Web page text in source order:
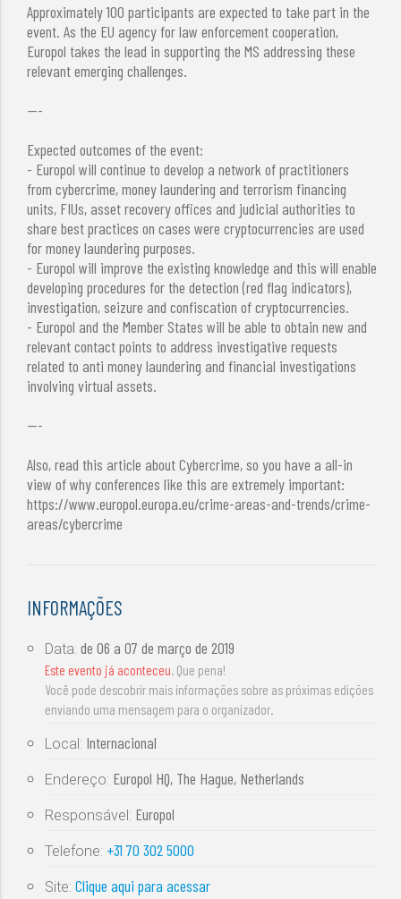
Approximately 100 participants are expected to take part in the
event. As the EU agency for law enforcement cooperation,
Europol takes the lead in supporting the MS addressing these
relevant emerging challenges.
---
Expected outcomes of the event:
- Europol will continue to develop a network of practitioners
from cybercrime, money laundering and terrorism financing
units, FIUs, asset recovery offices and judicial authorities to
share best practices on cases were cryptocurrencies are used
for money laundering purposes.
- Europol will improve the existing knowledge and this will enable
developing procedures for the detection (red flag indicators),
investigation, seizure and confiscation of cryptocurrencies.
- Europol and the Member States will be able to obtain new and
relevant contact points to address investigative requests
related to anti money laundering and financial investigations
involving virtual assets.
---
Also, read this article about Cybercrime, so you have a all-in
view of why conferences like this are extremely important:
https://www.europol.europa.eu/crime-areas-and-trends/crime-
areas/cybercrime
INFORMAÇÕES
Data:de06 a 07 de março de 2019
Este evento já aconteceu. Que pena!
Você pode descobrir mais informações sobre as próximas edições
enviando uma mensagem para o organizador.
Local: Internacional
Endereço: Europol HQ, The Hague, Netherlands
Responsável: Europol
Telefone: +31 70 302 5000
Site:Clique aqui para acessar